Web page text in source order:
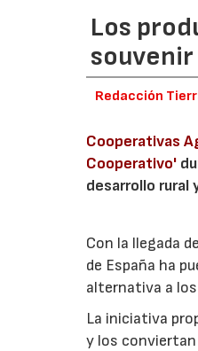
Los
Redacción
Cooperativas
Cooperativo'
desarrollo rural
Con la llegada
de España ha
alternativa a
La iniciativa
y los